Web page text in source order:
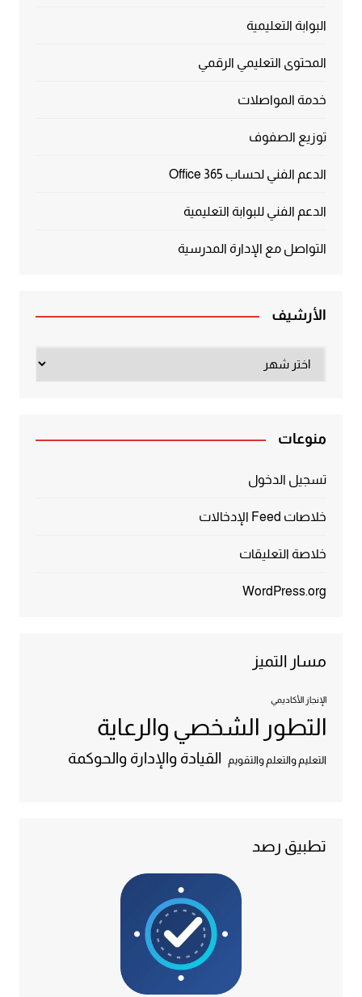
البوابة التعليمية
المحتوى التعليمي الرقمي
خدمة المواصلات
توزيع الصفوف
الدعم الفني لحساب Office 365
الدعم الفني للبوابة التعليمية
التواصل مع الإدارة المدرسية
الأرشيف
منوعات
تسجيل الدخول
خلاصات Feed الإدخالات
خلاصة التعليقات
WordPress.org
مسار التميز
الإنجاز الأكاديمي
التطور الشخصي والرعاية
التعليم والتعلم والتقويم القيادة والإدارة والحوكمة
تطبيق رصد